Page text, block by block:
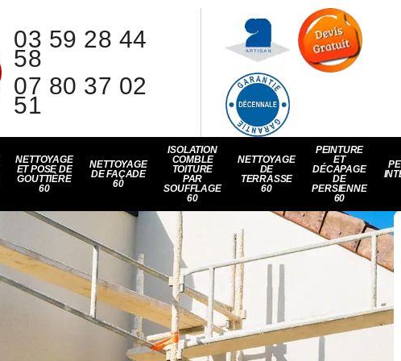
03 59 28 44
58
07 80 37 02
51
NETTOYAGE
ET POSE DE
GOUTTIÈRE
60
NETTOYAGE
DE FAÇADE
60
ISOLATION
COMBLE
TOITURE
PAR
SOUFFLAGE
60
NETTOYAGE
DE
TERRASSE
60
PEINTURE
ET
DÉCAPAGE
DE
PERSIENNE
60